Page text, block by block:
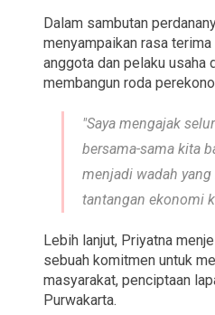
​Dalam sambutan
menyampaikan rasa
anggota dan pelaku usaha
membangun roda
​"Saya mengajak
bersama-sama kita
menjadi wadah
tantangan ekonomi
​Lebih lanjut, Priyatna
sebuah komitmen untuk
masyarakat, penciptaan
Purwakarta.